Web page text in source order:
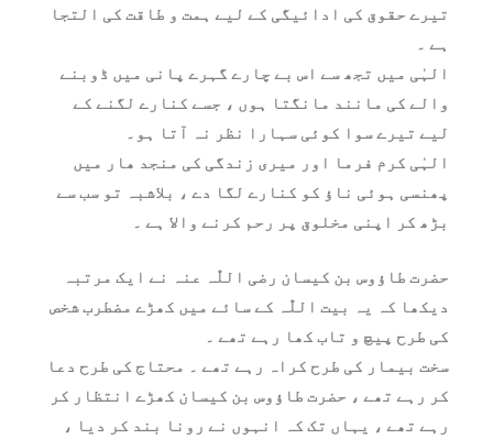
تیرے حقوق کی ادائیگی کے لیے ہمت و طاقت کی التجا
ہے ۔
الہٰی میں تجھ سے اس بے چارے گہرے پانی میں ڈوبنے
والے کی مانند مانگتا ہوں ، جسے کنارے لگنے کے
لیے تیرے سوا کوئی سہارا نظر نہ آتا ہو۔
الہٰی کرم فرما اور میری زندگی کی منجد ھار میں
پھنسی ہوئی ناؤ کو کنارے لگا دے ، بلاشبہ تو سب سے
بڑھ کر اپنی مخلوق پر رحم کرنے والا ہے ۔
حضرت طاؤوس بن کیسان رضی اللّٰہ عنہ نے ایک مرتبہ
دیکھا کہ یہ بیت اللّٰہ کے سائے میں کھڑے مضطرب شخص
کی طرح پیچ و تاب کھا رہے تھے ۔
سخت بیمار کی طرح کراہ رہے تھے ۔ محتاج کی طرح دعا
کر رہے تھے ، حضرت طاؤوس بن کیسان کھڑے انتظار کر
رہے تھے ، یہاں تک کہ انہوں نے رونا بند کر دیا ،